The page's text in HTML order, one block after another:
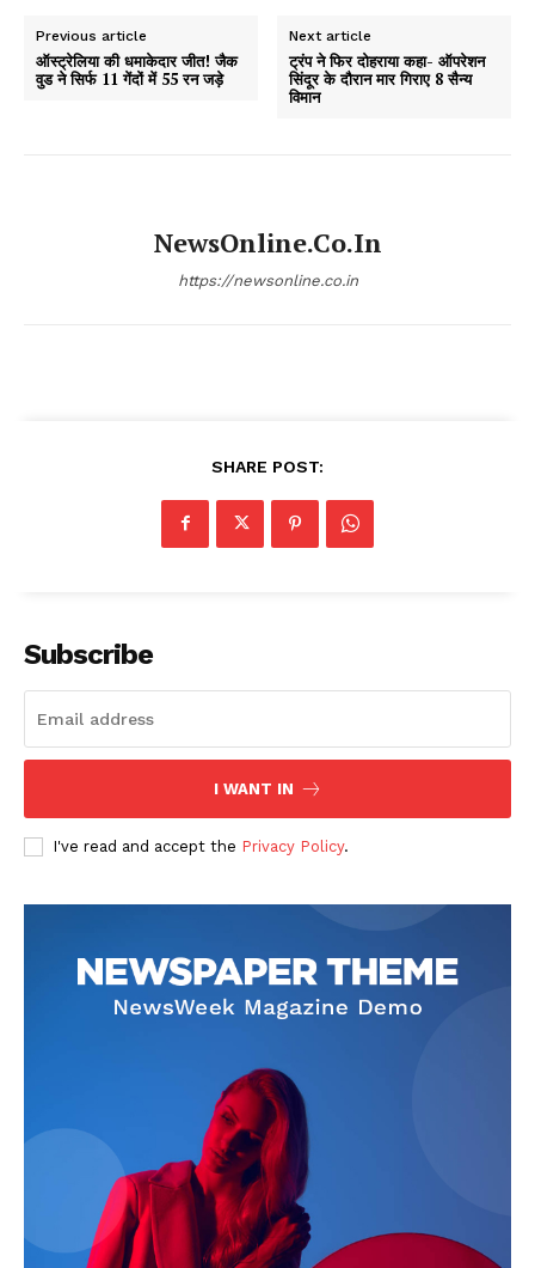
Previous article
ऑस्ट्रेलिया की धमाकेदार जीत! जैक
वुड ने सिर्फ 11 गेंदों में 55 रन जड़े
Next article
ट्रंप ने फिर दोहराया कहा- ऑपरेशन
सिंदूर के दौरान मार गिराए 8 सैन्य
विमान
NewsOnline.co.in
https://newsonline.co.in
SHARE POST:
Subscribe
I WANT IN
I've read and accept the Privacy Policy.